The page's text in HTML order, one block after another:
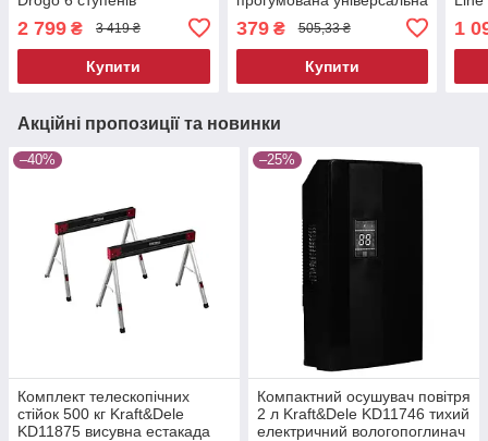
навантаження 125 кг DG-
102013 розкладна
алюмінієва драбина для
2 799 ₴ 3 419 ₴
Купити
Kraft&Dele KD1764 ручка
змінна
379₴ 505,33 ₴
Купити
для
1
Акційні пропозиції та новинки
–40%
Комплект телескопічних
стійок 500 кг Kraft&Dele
KD11875 висувна естакада
–25%
Компактний осушувач повітря
2 л Kraft&Dele KD11746 тихий
електричний вологопоглинач